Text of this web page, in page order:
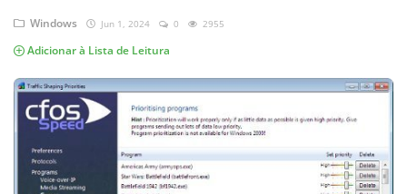
Música
Jogos hoje na TV
Windows Jun 1, 2024 0 2955
Adicionar à Lista de Leitura